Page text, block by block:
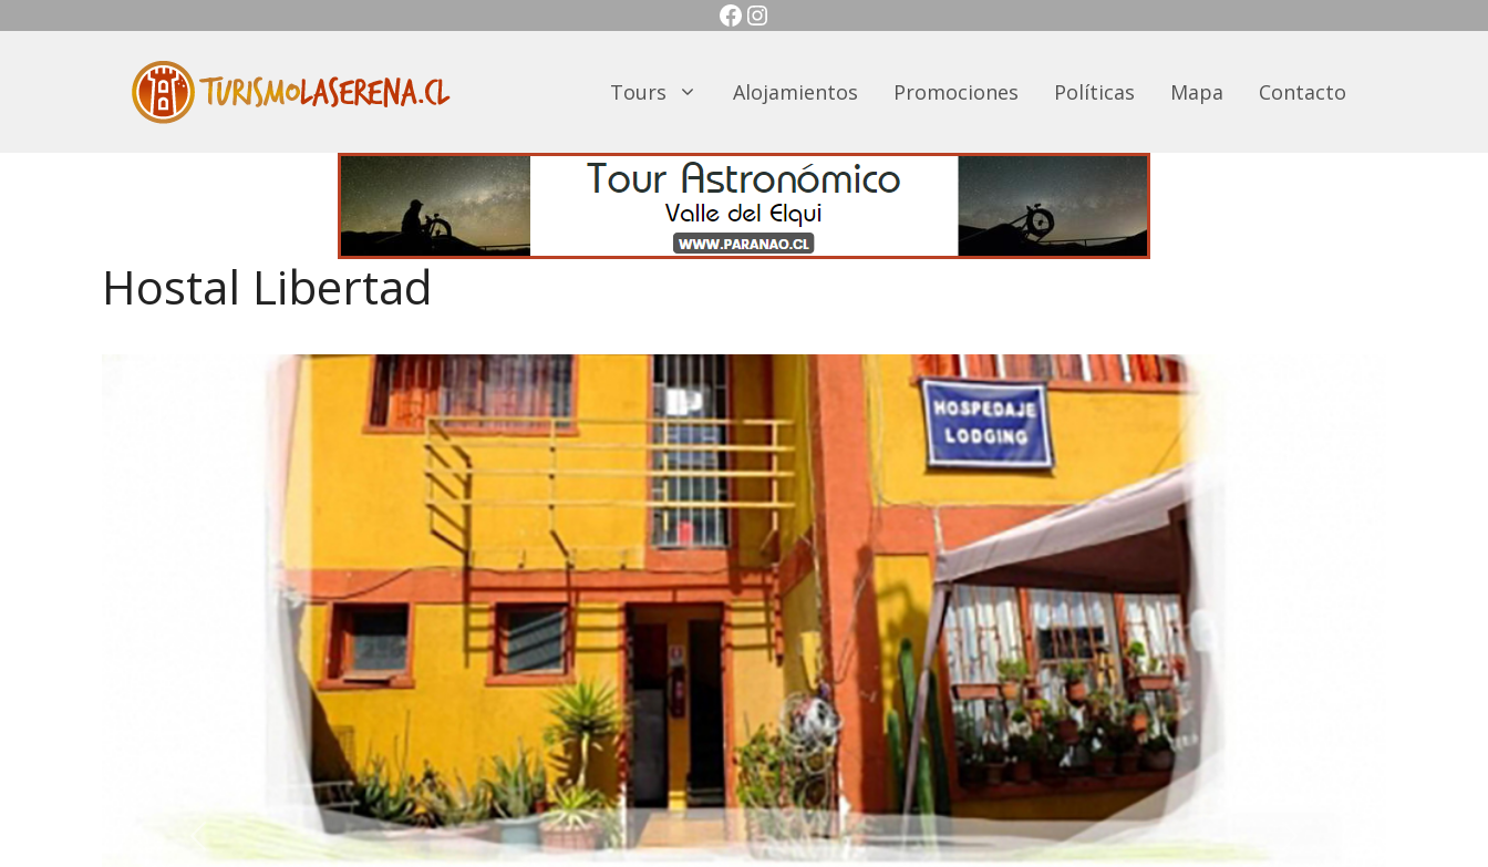
Facebook
Instagram
Tours Alojamientos Promociones Políticas Mapa Contacto
Hostal Libertad
Anterior